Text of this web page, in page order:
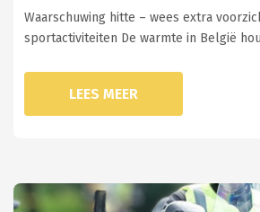
Waarschuwing hitte – wees extra
sportactiviteiten De warmte in België
LEES MEER